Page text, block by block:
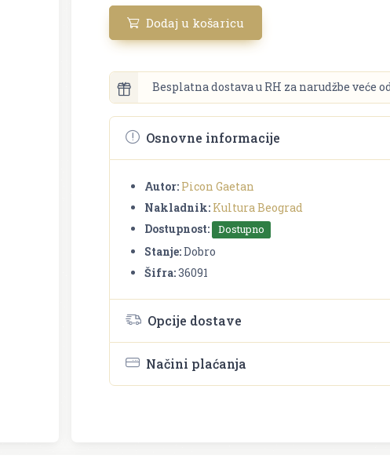
Dodaj u košaricu
Besplatna dostava u RH za narudžbe veće
Osnovne informacije
Autor: Picon Gaetan
Nakladnik: Kultura Beograd
Dostupnost:
Dostupno
Stanje:Dobro
Šifra:36091
Opcije dostave
Načini plaćanja